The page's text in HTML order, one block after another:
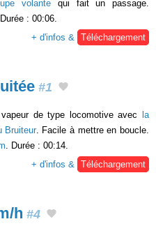
volante qui fait un passage.
: 00:06.
+ d'infos & Téléchargement
#1
de type locomotive avec
la
Bruiteur. Facile à mettre en boucle.
. Durée : 00:14.
+ d'infos & Téléchargement
h #4